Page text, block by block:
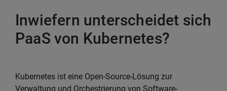
Inwiefern unterscheidet sich
PaaS von Kubernetes?
Kubernetes ist eine Open-Source-Lösung zur
Verwaltung und Orchestrierung von Software-